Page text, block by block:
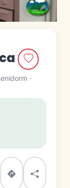
·